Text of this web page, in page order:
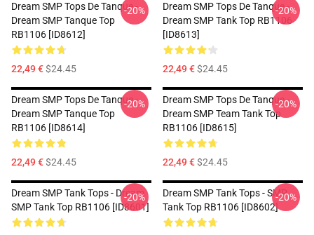
Dream SMP Tops De Tanque -
Dream SMP Tanque Top
RB1106 [ID8612]
22,49 €$24.45
-20%
Dream SMP Tops De Tanque -
Dream SMP Tank Top RB1106
[ID8613]
22,49 €$24.45
-20%
Dream SMP Tops De Tanque -
Dream SMP Tanque Top
RB1106 [ID8614]
22,49 €$24.45
-20%
Dream SMP Tops De Tanque -
Dream SMP Team Tank Top
RB1106 [ID8615]
22,49 €$24.45
-20%
Dream SMP Tank Tops - Dream
SMP Tank Top RB1106 [ID8601]
-20%
Dream SMP Tank Tops - SMP
Tank Top RB1106 [ID8602]
-20%